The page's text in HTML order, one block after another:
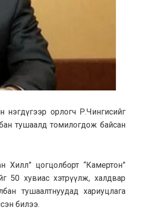
нэгдүгээр орлогч Р.Чингисийг
тушаалд томилогдож байсан
цогцолборт “Камертон”
50 хувиас хэтрүүлж, халдвар
тушаалтнуудад хариуцлага
билээ.